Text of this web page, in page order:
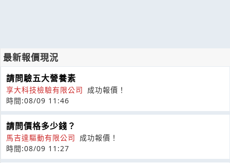
最新報價現況
請問驗五大營養素
享大科技檢驗有限公司 成功報價！
時間:08/09 11:46
請問價格多少錢？
馬吉達驅動有限公司 成功報價！
時間:08/09 11:27